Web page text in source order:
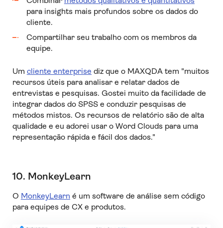
para insights mais profundos sobre os dados do
cliente.
Compartilhar seu trabalho com os membros da
equipe.
Um cliente enterprise diz que o MAXQDA tem "muitos
recursos úteis para analisar e relatar dados de
entrevistas e pesquisas. Gostei muito da facilidade de
integrar dados do SPSS e conduzir pesquisas de
métodos mistos. Os recursos de relatório são de alta
qualidade e eu adorei usar o Word Clouds para uma
representação rápida e fácil dos dados."
10. MonkeyLearn
O MonkeyLearn é um software de análise sem código
para equipes de CX e produtos.